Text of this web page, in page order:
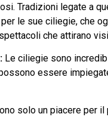
Tradizioni legate a
le sue ciliegie, che
che attirano
Le ciliegie sono
essere
solo un piacere per